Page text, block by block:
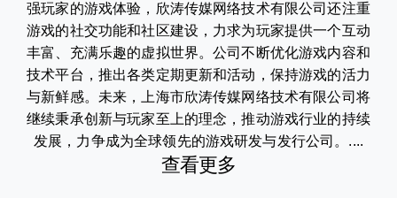
强玩家的游戏体验，欣涛传媒网络技术有限公司还注重
游戏的社交功能和社区建设，力求为玩家提供一个互动
丰富、充满乐趣的虚拟世界。公司不断优化游戏内容和
技术平台，推出各类定期更新和活动，保持游戏的活力
与新鲜感。未来，上海市欣涛传媒网络技术有限公司将
继续秉承创新与玩家至上的理念，推动游戏行业的持续
发展，力争成为全球领先的游戏研发与发行公司。....
查看更多